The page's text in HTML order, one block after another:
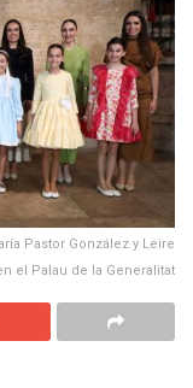
Pastor González y Leire
el Palau de la Generalitat